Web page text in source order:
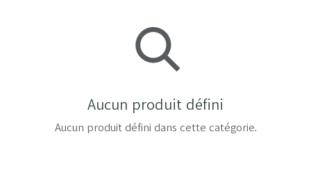
Aucun produit défini
Aucun produit défini dans cette catégorie.